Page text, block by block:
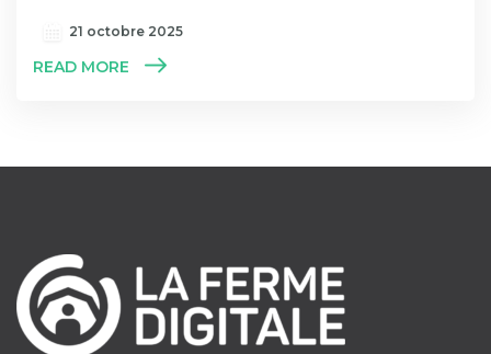
21 octobre 2025
READ MORE